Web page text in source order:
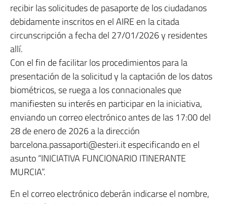
recibir las solicitudes de pasaporte de los ciudadanos
debidamente inscritos en el AIRE en la citada
circunscripción a fecha del 27/01/2026 y residentes
allí.
Con el fin de facilitar los procedimientos para la
presentación de la solicitud y la captación de los datos
biométricos, se ruega a los connacionales que
manifiesten su interés en participar en la iniciativa,
enviando un correo electrónico antes de las 17:00 del
28 de enero de 2026 a la dirección
barcelona.passaporti@esteri.it especificando en el
asunto “INICIATIVA FUNCIONARIO ITINERANTE
MURCIA”.
En el correo electrónico deberán indicarse el nombre,